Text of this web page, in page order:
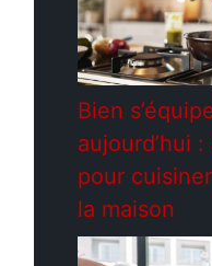
Bien
aujourd’hui
pour
la maison